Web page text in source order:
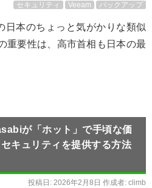
セキュリティ
Veeam バックアップ
日本のちょっと気がかりな類似
重要性は、高市首相も日本の最
が「ホット」で手頃な価
キュリティを提供する方法
投稿日: 2026年2月8日 作成者: climb